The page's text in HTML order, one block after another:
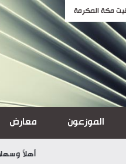
الموزعون معارض
أهلاً وسهلاً بكم